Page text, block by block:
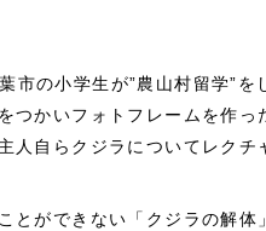
市の小学生が”農山村留学”を
つかいフォトフレームを作
人自らクジラについてレクチ
とができない「クジラの解